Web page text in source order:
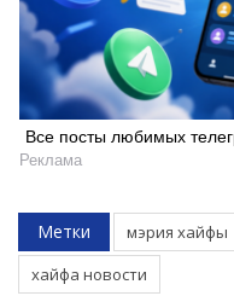
Все посты любимых
Реклама
Метки мэрия хайфы
хайфа новости